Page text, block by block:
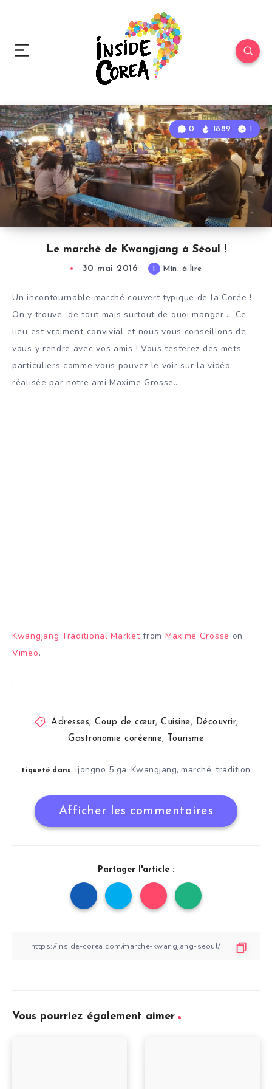
Le marché de Kwangjang à Séoul !
0 1889 1
30 mai 2016 1 Min. à lire
Un incontournable marché couvert typique de la Corée !
On y trouve de tout mais surtout de quoi manger … Ce
lieu est vraiment convivial et nous vous conseillons de
vous y rendre avec vos amis ! Vous testerez des mets
particuliers comme vous pouvez le voir sur la vidéo
réalisée par notre ami Maxime Grosse…
Kwangjang Traditional Marketfrom Maxime Grosse on
Vimeo.
;
Adresses, Coup de cœur, Cuisine, Découvrir,
Gastronomie coréenne, Tourisme
tiqueté dans : jongno 5 ga, Kwangjang,marché,tradition
Afficher les commentaires
Partager l'article :
Vous pourriez également aimer